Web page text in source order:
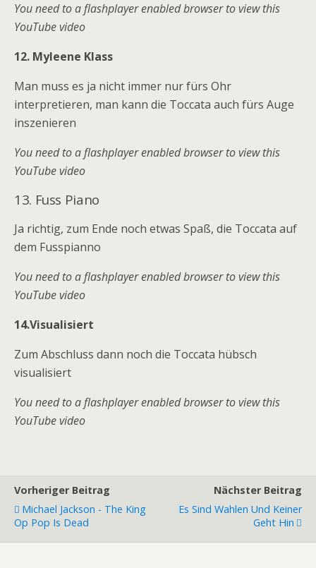
You need to a flashplayer enabled browser to view this
YouTube video
12. Myleene Klass
Man muss es ja nicht immer nur fürs Ohr
interpretieren, man kann die Toccata auch fürs Auge
inszenieren
You need to a flashplayer enabled browser to view this
YouTube video
13. Fuss Piano
Ja richtig, zum Ende noch etwas Spaß, die Toccata auf
dem Fusspianno
You need to a flashplayer enabled browser to view this
YouTube video
14.Visualisiert
Zum Abschluss dann noch die Toccata hübsch
visualisiert
You need to a flashplayer enabled browser to view this
YouTube video
Vorheriger Beitrag
Michael Jackson - The King
Op Pop Is Dead
Nächster Beitrag
Es Sind Wahlen Und Keiner
Geht Hin